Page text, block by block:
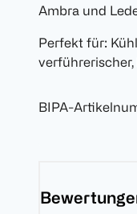
Ambra und
Perfekt für:
BIPA-